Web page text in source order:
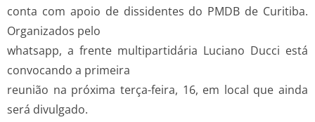
conta com apoio de dissidentes do PMDB de Curitiba.
Organizados pelo
whatsapp, a frente multipartidária Luciano Ducci está
convocando a primeira
reunião na próxima terça-feira, 16, em local que ainda
será divulgado.